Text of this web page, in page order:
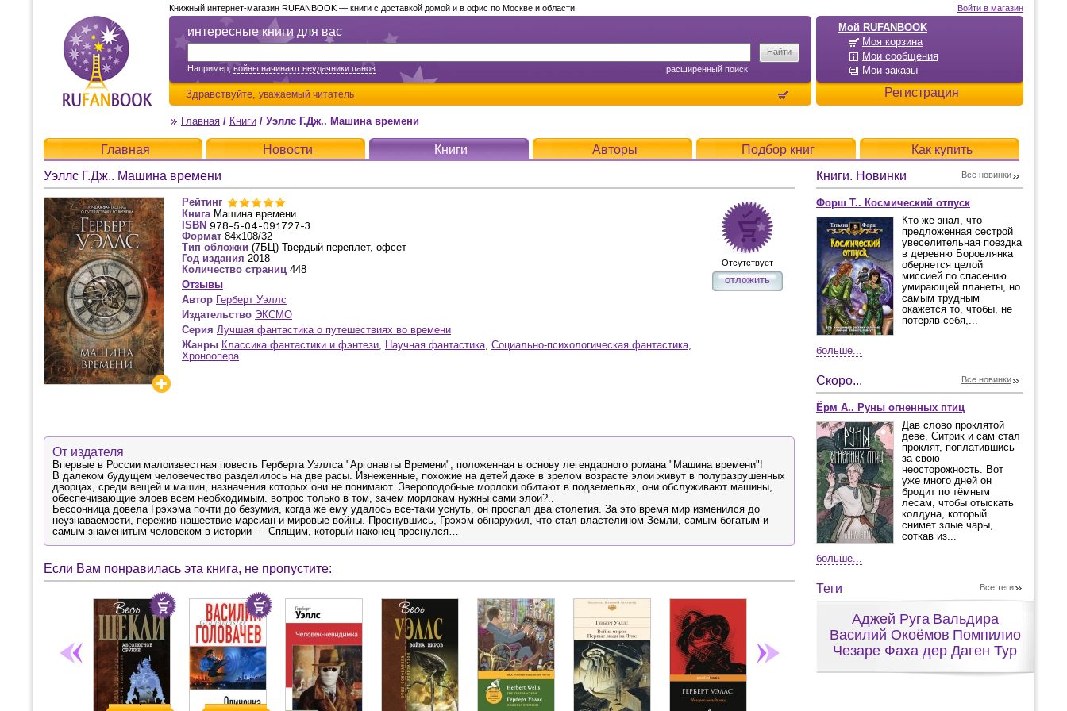
Мой RUFANBOOK
Моя корзина
Мои сообщения
Мои заказы
Регистрация
Войти в магазин
интересные книги для вас
Например,войны начинают неудачники панов расширенный поиск
Здравствуйте, уважаемый читатель
Книжный интернет-магазин RUFANBOOK — книги с доставкой домой и в офис по Москве и области
Главная / Книги / Уэллс Г.Дж.. Машина времени
Главная Новости Книги Авторы Подбор книг
Как купить
Уэллс Г.Дж.. Машина времени
Рейтинг
Книга Машина времени
ISBN
Формат 84x108/32
Тип обложки (7БЦ) Твердый переплет, офсет
Год издания 2018
Количество страниц 448
Отзывы
Автор Герберт Уэллс
Издательство ЭКСМО
Серия Лучшая фантастика о путешествиях во времени
Жанры Классика фантастики и фэнтези, Научная фантастика, Социально-психологическая фантастика,
Хроноопера
Отсутствует
отложить
От издателя
Впервые в России малоизвестная повесть Герберта Уэллса "Аргонавты Времени", положенная в основу легендарного романа "Машина времени"!
В далеком будущем человечество разделилось на две расы. Изнеженные, похожие на детей даже в зрелом возрасте элои живут в полуразрушенных
дворцах, среди вещей и машин, назначения которых они не понимают. Звероподобные морлоки обитают в подземельях, они обслуживают машины,
обеспечивающие элоев всем необходимым. вопрос только в том, зачем морлокам нужны сами элои?..
Бессонница довела Грэхэма почти до безумия, когда же ему удалось все-таки уснуть, он проспал два столетия. За это время мир изменился до
неузнаваемости, пережив нашествие марсиан и мировые войны. Проснувшись, Грэхэм обнаружил, что стал властелином Земли, самым богатым и
самым знаменитым человеком в истории — ​Спящим, который наконец проснулся…
Если Вам понравилась эта книга, не пропустите:
Книги. Новинки Все новинки
Форш Т.. Космический отпуск
Кто же знал, что
предложенная сестрой
увеселительная поездка
в деревню Боровлянка
обернется целой
миссией по спасению
умирающей планеты, но
самым трудным
окажется то, чтобы, не
потеряв себя,...
больше...
Скоро... Все новинки
Ёрм А.. Руны огненных птиц
Дав слово проклятой
деве, Ситрик и сам стал
проклят, поплатившись
за свою
неосторожность. Вот
уже много дней он
бродит по тёмным
лесам, чтобы отыскать
колдуна, который
снимет злые чары,
соткав из...
больше...
Теги Все теги
Аджей Руга Вальдира
Василий Окоёмов Помпилио
Чезаре Фаха дер Даген Тур